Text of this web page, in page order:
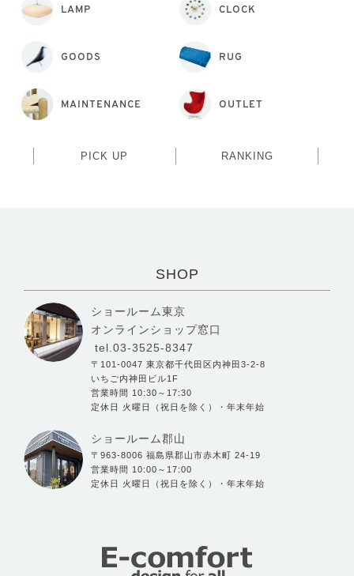
LAMP CLOCK
GOODS RUG
MAINTENANCE OUTLET
PICK UP RANKING
SHOP
ショールーム東京
オンラインショップ窓口
tel.03-3525-8347
〒101-0047 東京都千代田区内神田3-2-8
いちご内神田ビル1F
営業時間 10:30～17:30
定休日 火曜日（祝日を除く）・年末年始
ショールーム郡山
〒963-8006 福島県郡山市赤木町 24-19
営業時間 10:00～17:00
定休日 火曜日（祝日を除く）・年末年始